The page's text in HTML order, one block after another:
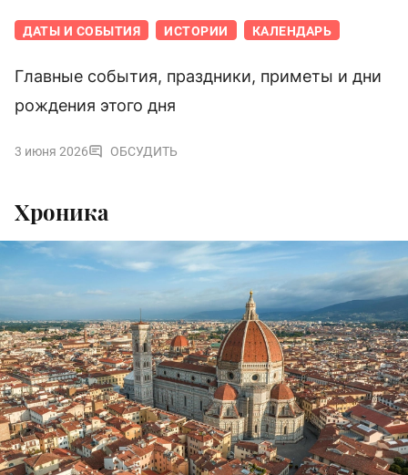
ДАТЫ И СОБЫТИЯ ИСТОРИИ КАЛЕНДАРЬ
Главные события, праздники, приметы и дни
рождения этого дня
3 июня 2026 ОБСУДИТЬ
Хроника